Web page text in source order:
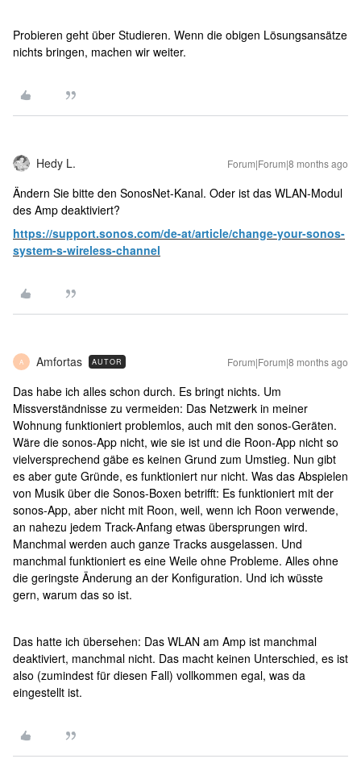
Probieren geht über Studieren. Wenn die obigen Lösungsansätze
nichts bringen, machen wir weiter.
Hedy L. Forum|Forum|8 months ago
Ändern Sie bitte den SonosNet-Kanal. Oder ist das WLAN-Modul
des Amp deaktiviert?
https://support.sonos.com/de-at/article/change-your-sonos-
system-s-wireless-channel
A Amfortas AUTOR Forum|Forum|8 months ago
Das habe ich alles schon durch. Es bringt nichts. Um
Missverständnisse zu vermeiden: Das Netzwerk in meiner
Wohnung funktioniert problemlos, auch mit den sonos-Geräten.
Wäre die sonos-App nicht, wie sie ist und die Roon-App nicht so
vielversprechend gäbe es keinen Grund zum Umstieg. Nun gibt
es aber gute Gründe, es funktioniert nur nicht. Was das Abspielen
von Musik über die Sonos-Boxen betrifft: Es funktioniert mit der
sonos-App, aber nicht mit Roon, weil, wenn ich Roon verwende,
an nahezu jedem Track-Anfang etwas übersprungen wird.
Manchmal werden auch ganze Tracks ausgelassen. Und
manchmal funktioniert es eine Weile ohne Probleme. Alles ohne
die geringste Änderung an der Konfiguration. Und ich wüsste
gern, warum das so ist.
Das hatte ich übersehen: Das WLAN am Amp ist manchmal
deaktiviert, manchmal nicht. Das macht keinen Unterschied, es ist
also (zumindest für diesen Fall) vollkommen egal, was da
eingestellt ist.